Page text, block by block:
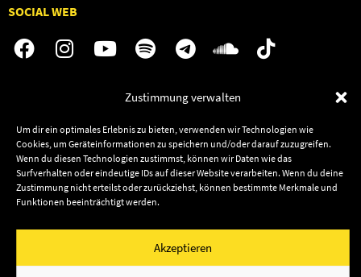
Zustimmung verwalten
Um dir ein optimales Erlebnis zu bieten, verwenden wir Technologien wie
Cookies, um Geräteinformationen zu speichern und/oder darauf zuzugreifen.
Wenn du diesen Technologien zustimmst, können wir Daten wie das
Surfverhalten oder eindeutige IDs auf dieser Website verarbeiten. Wenn du deine
Zustimmung nicht erteilst oder zurückziehst, können bestimmte Merkmale und
Funktionen beeinträchtigt werden.
Akzeptieren
SOCIAL WEB
News
Artists
Releases
Friends
Contact Us
Dates
Shop
© 2003–2026 Audiolith International GmbH & Audiolith